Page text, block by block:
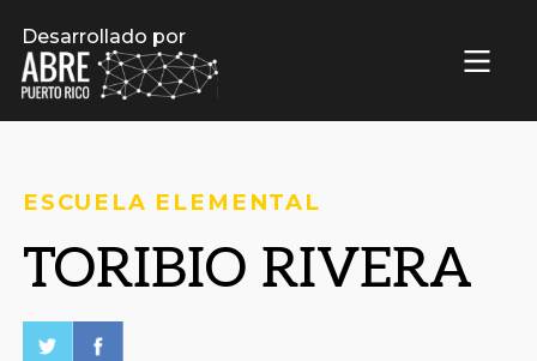
Desarrollado por
ESCUELA ELEMENTAL
TORIBIO RIVERA